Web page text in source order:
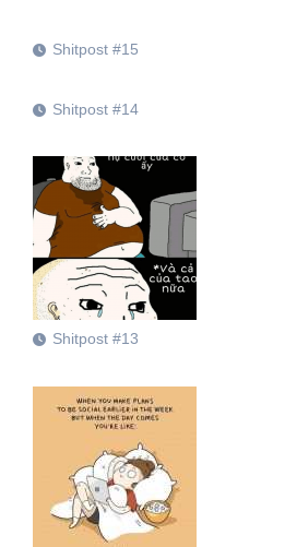
Shitpost #15
Shitpost #14
Shitpost #13